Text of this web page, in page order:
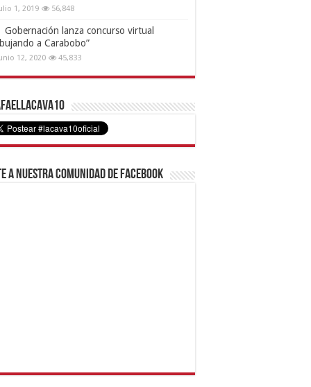
1, 2019 56,848
Gobernación lanza concurso virtual
a Carabobo”
12, 2020 45,833
a nuestra comunidad de Facebook